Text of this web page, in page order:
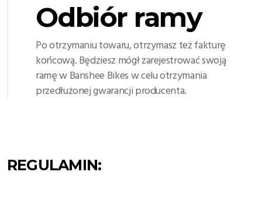
Odbiór ramy
Po otrzymaniu towaru, otrzymasz też fakturę
końcową. Będziesz mógł zarejestrować swoją
ramę w Banshee Bikes w celu otrzymania
przedłużonej gwarancji producenta.
REGULAMIN: